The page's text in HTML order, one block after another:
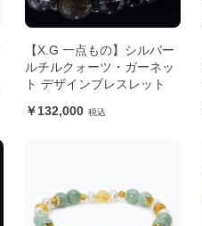
【X.G 一点もの】シルバー
ルチルクォーツ・ガーネッ
ト デザインブレスレット
132,000